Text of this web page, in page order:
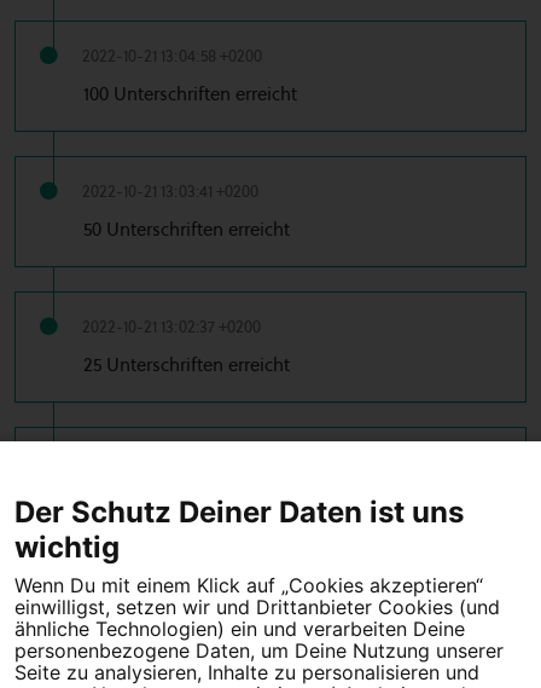
2022-10-21 13:04:58 +0200
100 Unterschriften erreicht
2022-10-21 13:03:41 +0200
50 Unterschriften erreicht
2022-10-21 13:02:37 +0200
25 Unterschriften erreicht
10 Unterschriften erreicht
Tipps für deine Petition
Darum WeAct
Partnerprogramm
Der Schutz Deiner Daten ist uns
wichtig
Wenn Du mit einem Klick auf „Cookies akzeptieren“
einwilligst, setzen wir und Drittanbieter Cookies (und
ähnliche Technologien) ein und verarbeiten Deine
personenbezogene Daten, um Deine Nutzung unserer
Seite zu analysieren, Inhalte zu personalisieren und